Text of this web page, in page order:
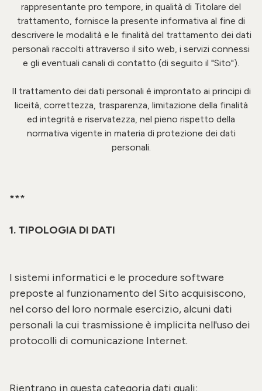
rappresentante pro tempore, in qualità di Titolare del
trattamento, fornisce la presente informativa al fine di
descrivere le modalità e le finalità del trattamento dei dati
personali raccolti attraverso il sito web, i servizi connessi
e gli eventuali canali di contatto (di seguito il "Sito").
Il trattamento dei dati personali è improntato ai principi di
liceità, correttezza, trasparenza, limitazione della finalità
ed integrità e riservatezza, nel pieno rispetto della
normativa vigente in materia di protezione dei dati
personali.
***
1. TIPOLOGIA DI DATI
I sistemi informatici e le procedure software
preposte al funzionamento del Sito acquisiscono,
nel corso del loro normale esercizio, alcuni dati
personali la cui trasmissione è implicita nell'uso dei
protocolli di comunicazione Internet.
Rientrano in questa categoria dati quali: